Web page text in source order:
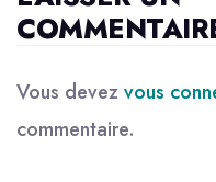
Vous devez vous
commentaire.